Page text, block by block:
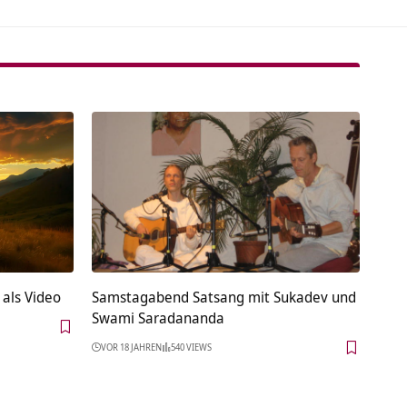
Video
Samstagabend Satsang mit Sukadev und
Swami Saradananda
VOR 18 JAHREN 540 VIEWS